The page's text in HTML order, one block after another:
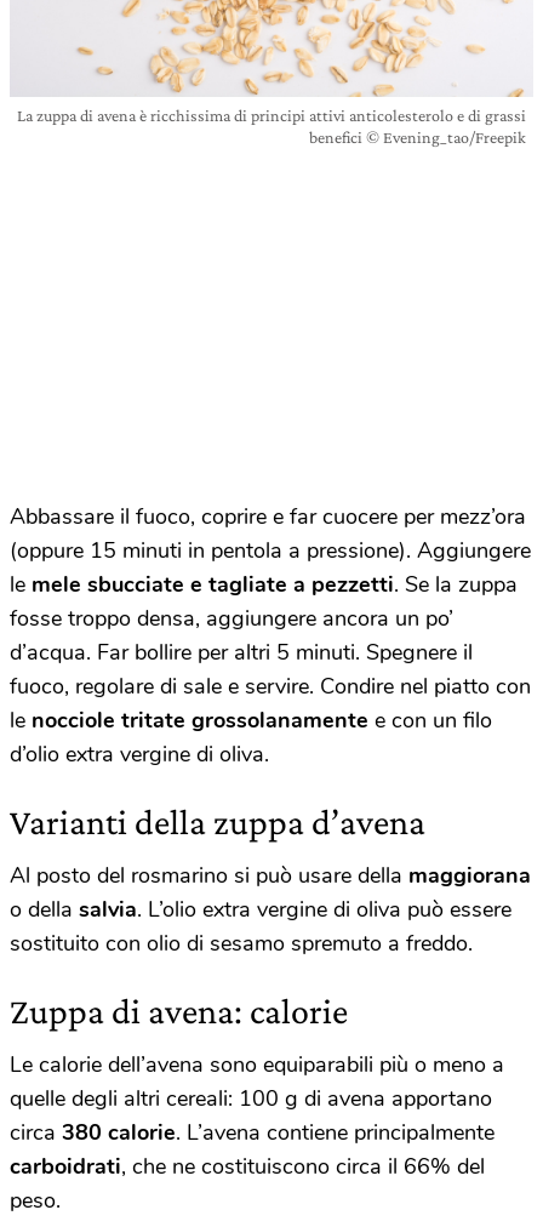
La zuppa di avena è ricchissima di principi attivi anticolesterolo e di grassi
benefici © Evening_tao/Freepik
Abbassare il fuoco, coprire e far cuocere per mezz’ora
(oppure 15 minuti in pentola a pressione). Aggiungere
le mele sbucciate e tagliate a pezzetti. Se la zuppa
fosse troppo densa, aggiungere ancora un po’
d’acqua. Far bollire per altri 5 minuti. Spegnere il
fuoco, regolare di sale e servire. Condire nel piatto con
le nocciole tritate grossolanamente e con un filo
d’olio extra vergine di oliva.
Varianti della zuppa d’avena
Al posto del rosmarino si può usare della maggiorana
o della salvia. L’olio extra vergine di oliva può essere
sostituito con olio di sesamo spremuto a freddo.
Zuppa di avena: calorie
Le calorie dell’avena sono equiparabili più o meno a
quelle degli altri cereali: 100 g di avena apportano
circa 380 calorie. L’avena contiene principalmente
carboidrati, che ne costituiscono circa il 66% del
peso.